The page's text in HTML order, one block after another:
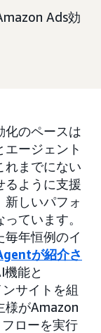
Ads効
化のペースは
エージェント
れまでにない
るように支援
新しいパフォ
ています。
毎年恒例のイ
が紹介さ
能と
サイトを組
様がAmazon
ローを実行